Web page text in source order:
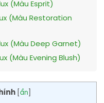
(Màu Esprit)
(Màu Restoration
(Màu Deep Garnet)
(Màu Evening Blush)
ẩn